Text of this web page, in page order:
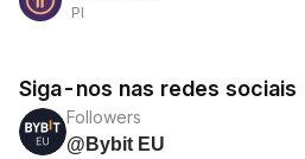
PI
Siga-nos nas redes sociais
Followers
@Bybit EU